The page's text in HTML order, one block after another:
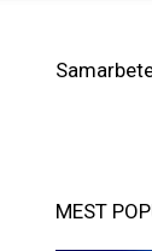
MEST